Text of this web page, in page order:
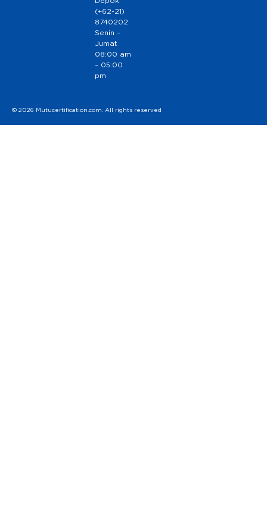
(+62-21)
8740202
Senin –
Jumat
08:00 am
– 05:00
pm
© 2026 Mutucertification.com. All rights reserved